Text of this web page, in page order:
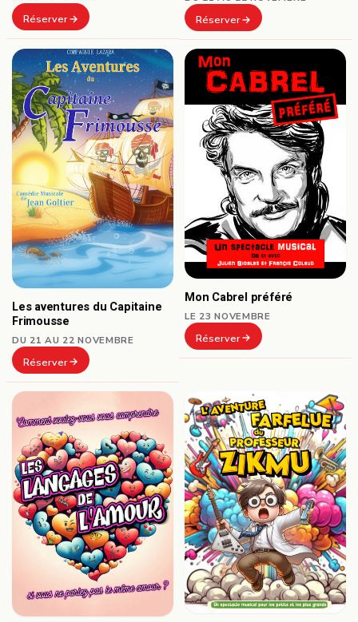
Réserver Réserver
Les aventures du Capitaine
Frimousse
DU 21 AU 22 NOVEMBRE
Réserver
Mon Cabrel préféré
LE 23 NOVEMBRE
Réserver